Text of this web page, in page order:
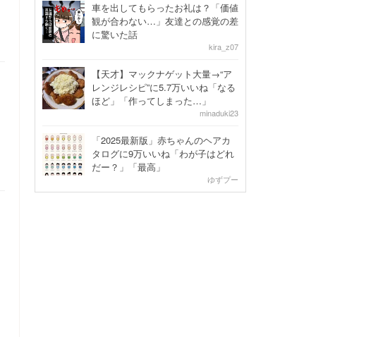
車を出してもらったお礼は？「価値
観が合わない…」友達との感覚の差
に驚いた話
kira_z07
【天才】マックナゲット大量→“ア
レンジレシピ”に5.7万いいね「なる
ほど」「作ってしまった…」
minaduki23
「2025最新版」赤ちゃんのヘアカ
タログに9万いいね「わが子はどれ
だー？」「最高」
ゆずプー